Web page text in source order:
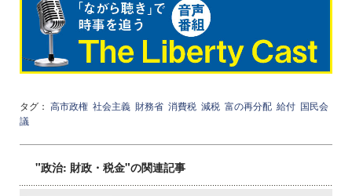
タグ： 高市政権 社会主義 財務省 消費税 減税 富の再分配 給付 国民会
議
"政治: 財政・税金"の関連記事